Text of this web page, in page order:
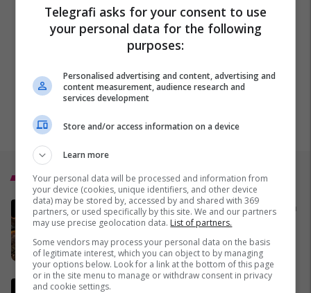
Top 5
MINUTË PAS MINUTE - Gjithçka
që po ndodh në Iran dhe
Lindjen e Mesme
17/03/2026
Telegrafi asks for your consent to use
your personal data for the following
purposes:
Personalised advertising and content, advertising and
content measurement, audience research and
services development
Store and/or access information on a device
Learn more
Your personal data will be processed and information from
your device (cookies, unique identifiers, and other device
data) may be stored by, accessed by and shared with 369
partners, or used specifically by this site. We and our partners
may use precise geolocation data. List of partners.
Some vendors may process your personal data on the basis
of legitimate interest, which you can object to by managing
your options below. Look for a link at the bottom of this page
or in the site menu to manage or withdraw consent in privacy
and cookie settings.